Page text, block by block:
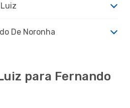
De Noronha
para Fernando